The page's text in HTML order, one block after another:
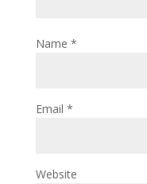
Name *
Email *
Website